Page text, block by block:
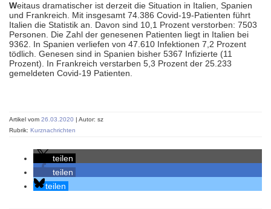
Weitaus dramatischer ist derzeit die Situation in Italien, Spanien
und Frankreich. Mit insgesamt 74.386 Covid-19-Patienten führt
Italien die Statistik an. Davon sind 10,1 Prozent verstorben: 7503
Personen. Die Zahl der genesenen Patienten liegt in Italien bei
9362. In Spanien verliefen von 47.610 Infektionen 7,2 Prozent
tödlich. Genesen sind in Spanien bisher 5367 Infizierte (11
Prozent). In Frankreich verstarben 5,3 Prozent der 25.233
gemeldeten Covid-19 Patienten.
Artikel vom 26.03.2020 | Autor: sz
Rubrik: Kurznachrichten
teilen
teilen
teilen